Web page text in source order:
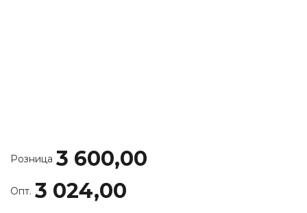
Розница 3 600,00
Опт. 3 024,00